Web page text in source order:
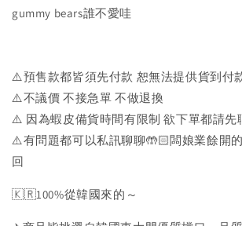
gummy bears誰不愛哇
⚠️預售款都皆須先付款 恕無法提供貨到付
⚠️不議價 不接急單 不做退換
⚠️ 因為蝦皮備貨時間有限制 欲下單都請先
⚠️有問題都可以私訊聊聊🤲🏻闆娘業餘開
回
🇰🇷100%從韓國來的～